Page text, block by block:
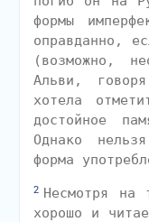
формы
оправданно,
(возможно,
Альви,
хотела
достойное
Однако
форма
2 Несмотря на
хорошо и